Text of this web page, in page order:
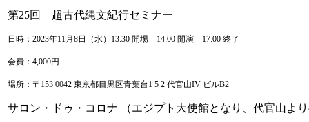
第25回 超古代縄文紀行セミナー
日時：2023年11月8日（水）13:30 開場 14:00 開演 17:00 終了
会費：4,000円
場所： 〒153 0042 東京都目黒区青葉台1 5 2 代官山IV ビルB2
サロン・ドゥ・コロナ （エジプト大使館となり、代官山より